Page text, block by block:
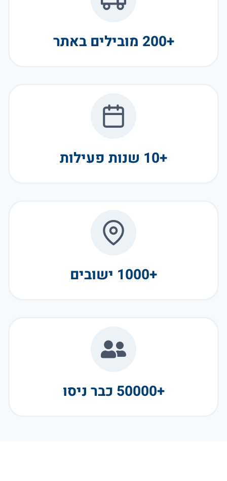
+200 מובילים באתר
+10 שנות פעילות
+1000 ישובים
+50000 כבר ניסו